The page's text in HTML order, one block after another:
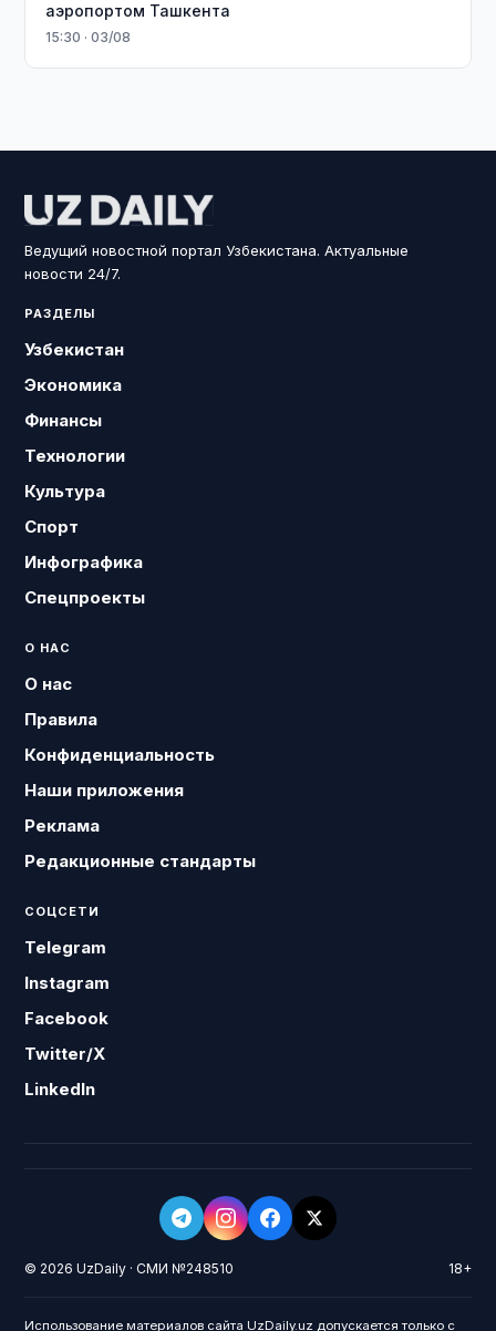
аэропортом Ташкента
15:30 · 03/08
Ведущий новостной портал Узбекистана. Актуальные
новости 24/7.
РАЗДЕЛЫ
Узбекистан
Экономика
Финансы
Технологии
Культура
Спорт
Инфографика
Спецпроекты
О НАС
О нас
Правила
Конфиденциальность
Наши приложения
Реклама
Редакционные стандарты
СОЦСЕТИ
Telegram
Instagram
Facebook
Twitter/X
LinkedIn
© 2026 UzDaily · СМИ №248510 18+
Использование материалов сайта UzDaily.uz допускается только с